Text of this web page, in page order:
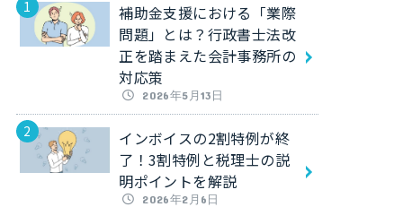
補助金支援における「業際
問題」とは？行政書士法改
正を踏まえた会計事務所の
対応策
2026年5月13日
インボイスの2割特例が終
了！3割特例と税理士の説
明ポイントを解説
2026年2月6日